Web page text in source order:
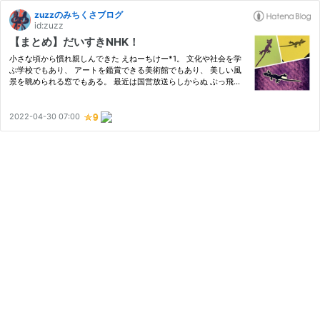
zuzzのみちくさブログ
id:zuzz
【まとめ】だいすきNHK！
小さな頃から慣れ親しんできた えねーちけー*1。 文化や社会を学
ぶ学校でもあり、 アートを鑑賞できる美術館でもあり、 美しい風
景を眺められる窓でもある。 最近は国営放送らしからぬ ぶっ飛ん
o…
2022-04-30 07:00